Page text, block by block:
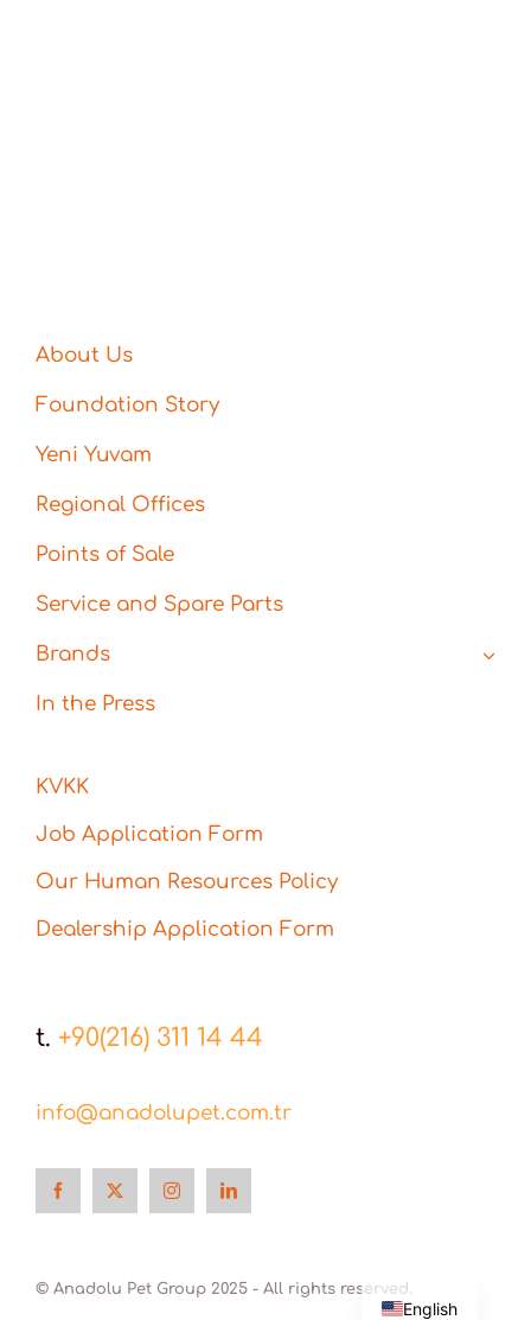
About Us
Foundation Story
Yeni Yuvam
Regional Offices
Points of Sale
Service and Spare Parts
Brands
In the Press
KVKK
Job Application Form
Our Human Resources Policy
Dealership Application Form
t. +90(216) 311 14 44
info@anadolupet.com.tr
© Anadolu Pet Group 2025 - All rights reserved.
English